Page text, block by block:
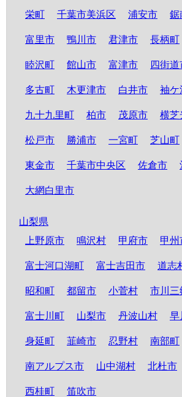
栄町 千葉市美浜区 浦安市 鋸
富里市 鴨川市 君津市 長柄町
睦沢町 館山市 富津市 四街道
多古町 木更津市 白井市 袖ケ
九十九里町 柏市 茂原市 横芝
松戸市 勝浦市 一宮町 芝山町
東金市 千葉市中央区 佐倉市
大網白里市
山梨県
上野原市
鳴沢村 甲府市 甲州
富士河口湖町 富士吉田市 道志
昭和町 都留市 小菅村 市川三
富士川町 山梨市 丹波山村 早
身延町 韮崎市 忍野村 南部町
南アルプス市 山中湖村 北杜市
西桂町 笛吹市